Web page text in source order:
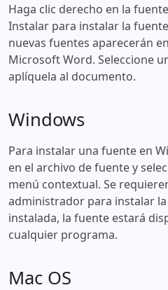
Haga clic derecho en la
Instalar para instalar la
nuevas fuentes aparecerán
Microsoft Word. Seleccione
aplíquela al documento.
Windows
Para instalar una fuente en
en el archivo de fuente y
menú contextual. Se
administrador para instalar
instalada, la fuente estará
cualquier programa.
Mac OS